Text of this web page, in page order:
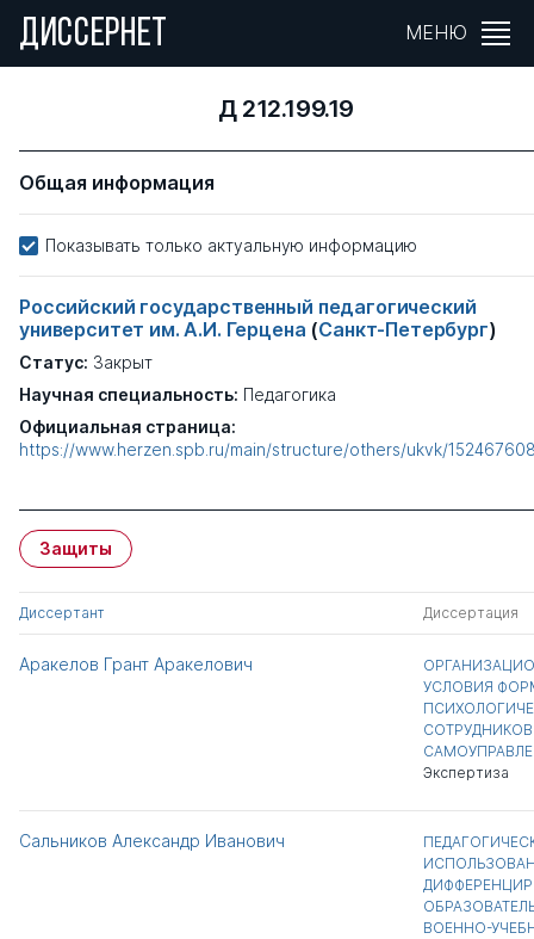
ДИССЕРНЕТ МЕНЮ
Д 212.199.19
Общая информация
Показывать только актуальную информацию
Российский государственный педагогический
университет им. А.И. Герцена (Санкт-Петербург)
Статус: Закрыт
Научная специальность: Педагогика
Официальная страница:
https://www.herzen.spb.ru/main/structure/others/ukvk/
Защиты
Диссертант Диссертация
Аракелов Грант Аракелович
УСЛОВИЯ
Экспертиза
Сальников Александр Иванович
ВОЕННО-